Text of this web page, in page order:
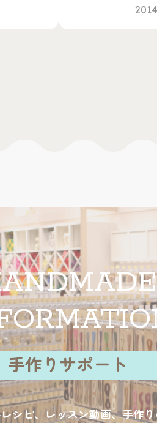
手作りサポート
シピ、レッスン動画、手作